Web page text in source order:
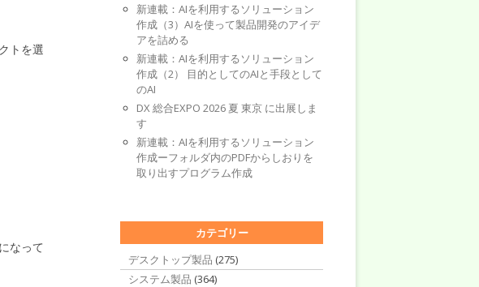
トを選
なって
新連載：AIを利用するソリューション
作成（3）AIを使って製品開発のアイデ
アを詰める
新連載：AIを利用するソリューション
作成（2） 目的としてのAIと手段として
のAI
DX 総合EXPO 2026 夏 東京 に出展しま
す
新連載：AIを利用するソリューション
作成ーフォルダ内のPDFからしおりを
取り出すプログラム作成
カテゴリー
デスクトップ製品 (275)
システム製品 (364)